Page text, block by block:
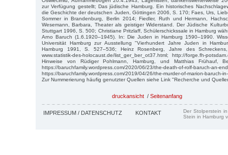
zur Verfügung gestellt; Das jüdische Hamburg. Ein historisches
die Geschichte der deutschen Juden, Göttingen 2006, S. 170; Faes, Urs,
Sommer in Brandenburg, Berlin 2014; Fiedler, Ruth und Hermann,
Wesemann, Barbara, Theater als geistiger Widerstand. Der Jüdische
Stuttgart 1996, S. 500; Christiane Pritzlaff, Schülerschickssale in Hamburg
Arno Baruch (1.6.1920–1945). In: Die Juden in Hamburg 1590–1990.
Universität Hamburg zur Ausstellung "Vierhundert Jahre Juden in
Hamburg 1991, S. 527–536; Heinz Rosenberg, Jahre des
www.statistik-des-holocaust.de/list_ger_ber_ot37.html; http://forge.fh-
Hinweise von Rüdiger Pohlmann, Hamburg, und Matthias Frühauf,
https://baruchfamily.wordpress.com/2020/06/23/the-death-of-rolf-baruch-an-
https://baruchfamily.wordpress.com/2019/04/26/the-murder-of-marion-baruch-
Zur Nummerierung häufig genutzter Quellen siehe Link "Recherche und
druckansicht / Seitenanfang
IMPRESSUM / DATENSCHUTZ KONTAKT
Der Stolperstein
Stein in Hamburg